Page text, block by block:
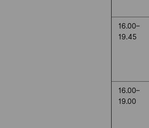
16.00–
19.45
16.00–
19.00